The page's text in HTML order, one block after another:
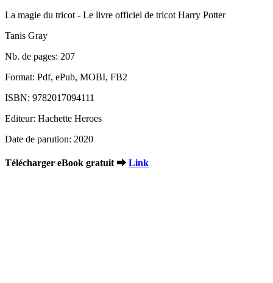
La magie du tricot - Le livre officiel de tricot Harry Potter
Tanis Gray
Nb. de pages: 207
Format: Pdf, ePub, MOBI, FB2
ISBN: 9782017094111
Editeur: Hachette Heroes
Date de parution: 2020
Télécharger eBook gratuit ➡ Link